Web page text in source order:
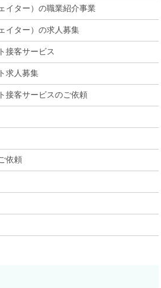
イター）の職業紹介事業
イター）の求人募集
接客サービス
求人募集
接客サービスのご依頼
依頼